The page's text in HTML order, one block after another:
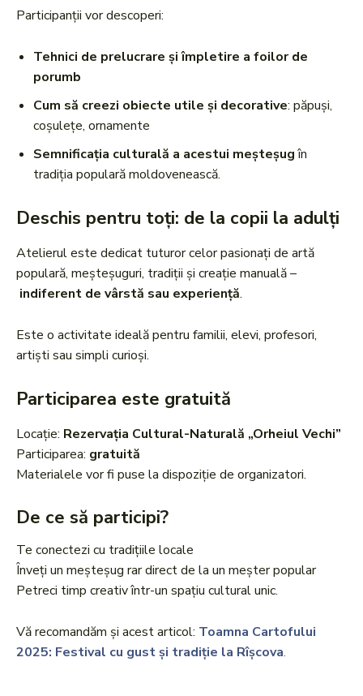
Participanții vor descoperi:
Tehnici de prelucrare și împletire a foilor de
porumb
Cum să creezi obiecte utile și decorative: păpuși,
coșulețe, ornamente
Semnificația culturală a acestui meșteșugîn
tradiția populară moldovenească.
Deschis pentru toți: de la copii la adulți
Atelierul este dedicat tuturor celor pasionați de artă
populară, meșteșuguri, tradiții și creație manuală –
indiferent de vârstă sau experiență.
Este o activitate ideală pentru familii, elevi, profesori,
artiști sau simpli curioși.
Participarea este gratuită
Locație: Rezervația Cultural-Naturală „Orheiul Vechi”
Participarea: gratuită
Materialele vor fi puse la dispoziție de organizatori.
De ce să participi?
Te conectezi cu tradițiile locale
Înveți un meșteșug rar direct de la un meșter popular
Petreci timp creativ într-un spațiu cultural unic.
Vă recomandăm și acest articol: Toamna Cartofului
2025: Festival cu gust și tradiție la Rîșcova.